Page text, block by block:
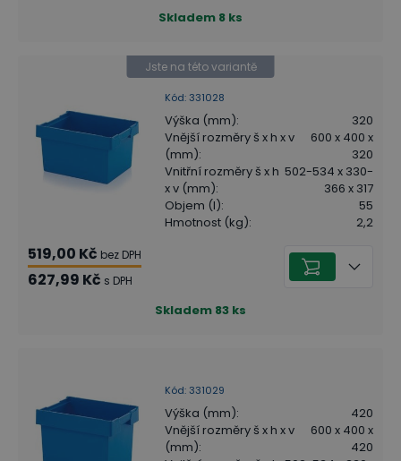
Skladem 8 ks
Kód: 331028
Jste na této variantě
Výška (mm):
320
Vnější rozměry š x h x v
(mm):
600 x 400 x
320
Vnitřní rozměry š x h
x v (mm):
502-534 x 330-
366 x 317
Objem (l):
55
Hmotnost (kg): 2,2
519,00 Kč bez DPH
627,99 Kč s DPH
Skladem 83 ks
Kód: 331029
Výška (mm):
420
Vnější rozměry š x h x v
(mm):
600 x 400 x
420